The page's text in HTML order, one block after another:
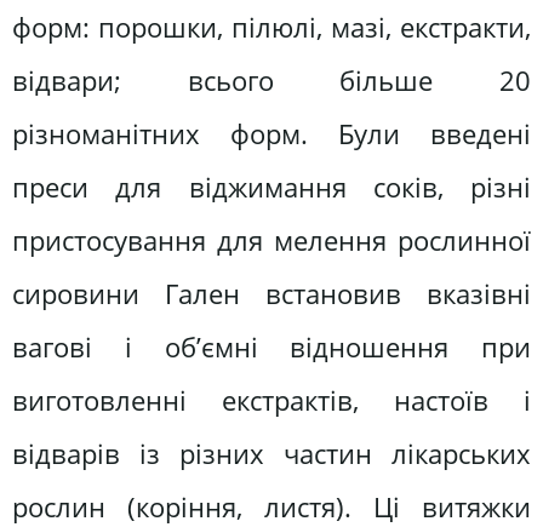
форм: порошки, пілюлі, мазі, екстракти,
відвари; всього більше 20
різноманітних форм. Були введені
преси для віджимання соків, різні
пристосування для мелення рослинної
сировини Гален встановив вказівні
вагові і об’ємні відношення при
виготовленні екстрактів, настоїв і
відварів із різних частин лікарських
рослин (коріння, листя). Ці витяжки